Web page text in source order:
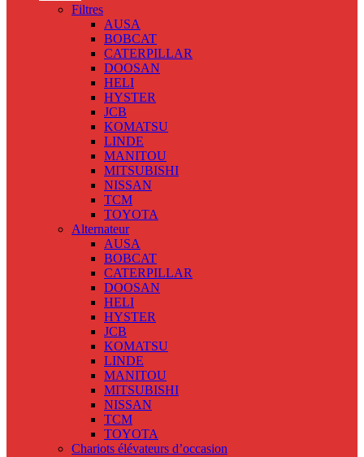
Filtres
AUSA
BOBCAT
CATERPILLAR
DOOSAN
HELI
HYSTER
JCB
KOMATSU
LINDE
MANITOU
MITSUBISHI
NISSAN
TCM
TOYOTA
Alternateur
AUSA
BOBCAT
CATERPILLAR
DOOSAN
HELI
HYSTER
JCB
KOMATSU
LINDE
MANITOU
MITSUBISHI
NISSAN
TCM
TOYOTA
Chariots élévateurs d’occasion